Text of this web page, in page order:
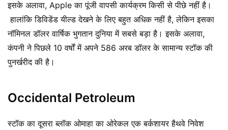
इसके अलावा, Apple का पूंजी वापसी कार्यक्रम किसी से पीछे नहीं है।
हालांकि डिविडेंड यील्ड देखने के लिए बहुत अधिक नहीं है, लेकिन इसका
नॉमिनल डॉलर वार्षिक भुगतान दुनिया में सबसे बड़ा है। इसके अलावा,
कंपनी ने पिछले 10 वर्षों में अपने 586 अरब डॉलर के सामान्य स्टॉक की
पुनर्खरीद की है।
Occidental Petroleum
स्टॉक का दूसरा ब्लॉक ओमाहा का ओरेकल एक बर्कशायर हैथवे निवेश